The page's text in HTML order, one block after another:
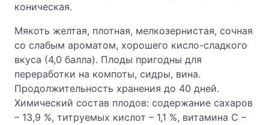
коническая.
Мякоть желтая, плотная, мелкозернистая, сочная
со слабым ароматом, хорошего кисло-сладкого
вкуса (4,0 балла). Плоды пригодны для
переработки на компоты, сидры, вина.
Продолжительность хранения до 40 дней.
Химический состав плодов: содержание сахаров
– 13,9 %, титруемых кислот – 1,1 %, витамина С –